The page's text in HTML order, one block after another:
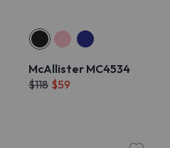
McAllister MC4534
$118 $59